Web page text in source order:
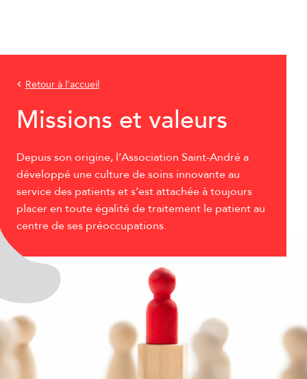
Retour à l'accueil
Missions et valeurs
Depuis son origine, l’Association Saint-André a
développé une culture de soins innovante au
service des patients et s’est attachée à toujours
placer en toute égalité de traitement le patient au
centre de ses préoccupations.